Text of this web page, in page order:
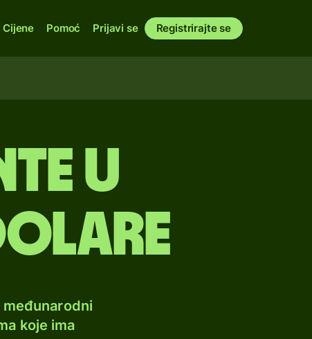
Cijene Pomoć Prijavi se Registrirajte se
u
koje ima